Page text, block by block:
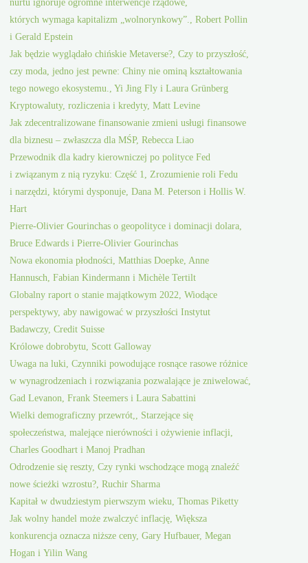
których wymaga kapitalizm „wolnorynkowy”., Robert Pollin
i Gerald Epstein
Jak będzie wyglądało chińskie Metaverse?, Czy to przyszłość,
czy moda, jedno jest pewne: Chiny nie ominą kształtowania
tego nowego ekosystemu., Yi Jing Fly i Laura Grünberg
Kryptowaluty, rozliczenia i kredyty, Matt Levine
Jak zdecentralizowane finansowanie zmieni usługi finansowe
dla biznesu – zwłaszcza dla MŚP, Rebecca Liao
Przewodnik dla kadry kierowniczej po polityce Fed
i związanym z nią ryzyku: Część 1, Zrozumienie roli Fedu
i narzędzi, którymi dysponuje, Dana M. Peterson i Hollis W.
Hart
Pierre-Olivier Gourinchas o geopolityce i dominacji dolara,
Bruce Edwards i Pierre-Olivier Gourinchas
Nowa ekonomia płodności, Matthias Doepke, Anne
Hannusch, Fabian Kindermann i Michèle Tertilt
Globalny raport o stanie majątkowym 2022, Wiodące
perspektywy, aby nawigować w przyszłości Instytut
Badawczy, Credit Suisse
Królowe dobrobytu, Scott Galloway
Uwaga na luki, Czynniki powodujące rosnące rasowe różnice
w wynagrodzeniach i rozwiązania pozwalające je zniwelować,
Gad Levanon, Frank Steemers i Laura Sabattini
Wielki demograficzny przewrót,, Starzejące się
społeczeństwa, malejące nierówności i ożywienie inflacji,
Charles Goodhart i Manoj Pradhan
Odrodzenie się reszty, Czy rynki wschodzące mogą znaleźć
nowe ścieżki wzrostu?, Ruchir Sharma
Kapitał w dwudziestym pierwszym wieku, Thomas Piketty
Jak wolny handel może zwalczyć inflację, Większa
konkurencja oznacza niższe ceny, Gary Hufbauer, Megan
Hogan i Yilin Wang